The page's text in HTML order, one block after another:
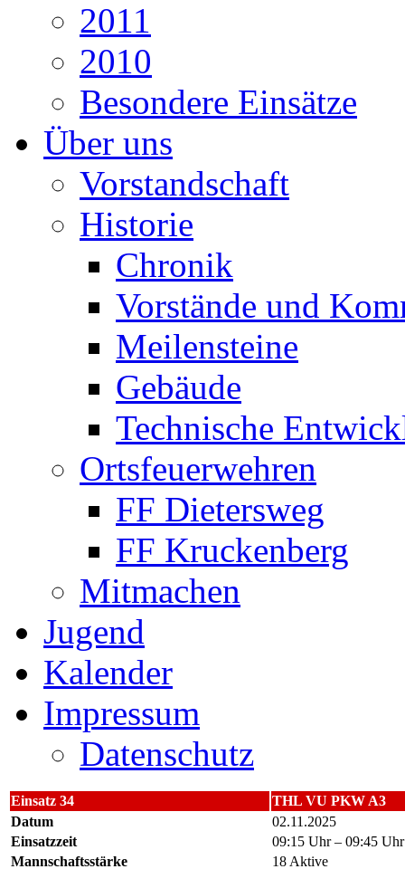
2011
2010
Besondere Einsätze
Über uns
Vorstandschaft
Historie
Chronik
Vorstände und
Meilensteine
Gebäude
Technische
Ortsfeuerwehren
FF Dietersweg
FF Kruckenberg
Mitmachen
Jugend
Kalender
Impressum
Datenschutz
Einsatz 34
THL VU PKW A3
Datum
02.11.2025
Einsatzzeit
09:15 Uhr – 09:45 Uhr
Mannschaftsstärke
18 Aktive